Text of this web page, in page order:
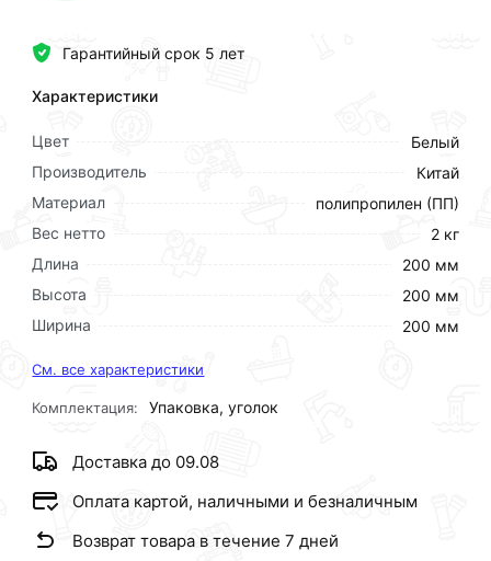
Гарантийный срок 5 лет
Характеристики
Цвет
Белый
Производитель
Китай
Материал
полипропилен (ПП)
Вес нетто
2 кг
Длина
200 мм
Высота
200 мм
Ширина
200 мм
См. все характеристики
Комплектация: Упаковка, уголок
Доставка до 09.08
Оплата картой, наличными и безналичным
Возврат товара в течение 7 дней